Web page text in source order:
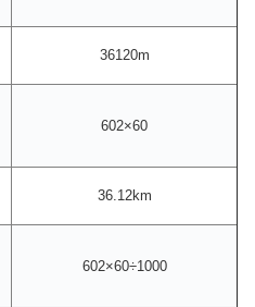
36120m
602×60
36.12km
602×60÷1000